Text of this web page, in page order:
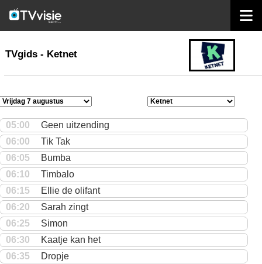
TVgids
TVgids - Ketnet
05:00
Geen uitzending
06:00
Tik Tak
06:05
Bumba
06:10
Timbalo
06:15
Ellie de olifant
06:20
Sarah zingt
06:25
Simon
06:30
Kaatje kan het
06:35
Dropje